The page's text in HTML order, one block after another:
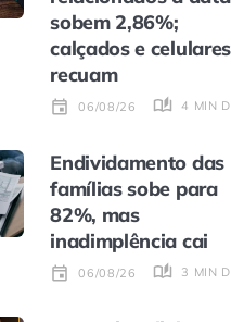
sobem 2,86%;
calçados e celulares
recuam
06/08/26 4 MIN
Endividamento das
famílias sobe para
82%, mas
inadimplência cai
06/08/26 3 MIN